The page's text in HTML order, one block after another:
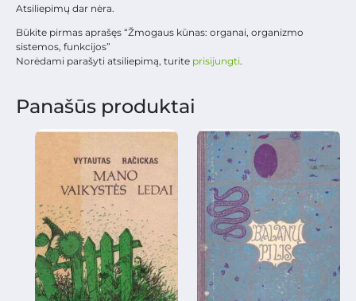
Atsiliepimų dar nėra.
Būkite pirmas aprašęs “Žmogaus kūnas: organai, organizmo
sistemos, funkcijos”
Norėdami parašyti atsiliepimą, turite prisijungti.
Panašūs produktai